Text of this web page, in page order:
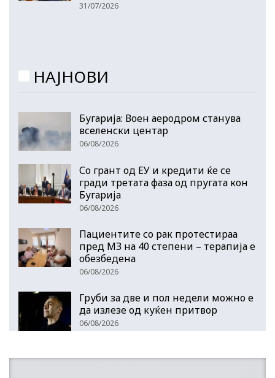
31/07/2026
НАЈНОВИ
Бугарија: Воен аеродром станува
вселенски центар
06/08/2026
Со грант од ЕУ и кредити ќе се
гради третата фаза од пругата кон
Бугарија
06/08/2026
Пациентите со рак протестираа
пред МЗ на 40 степени – терапија е
обезбедена
06/08/2026
Груби за две и пол недели можно е
да излезе од куќен притвор
06/08/2026